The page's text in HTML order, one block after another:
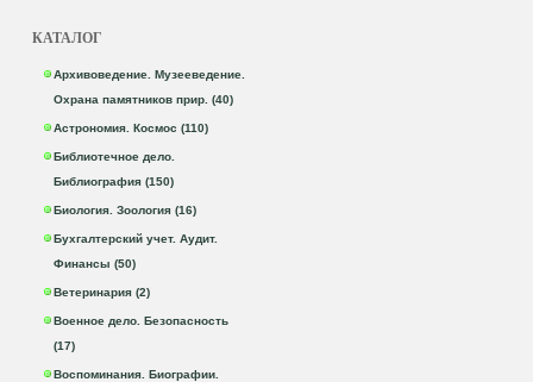
КАТАЛОГ
Архивоведение. Музееведение.
Охрана памятников прир. (40)
Астрономия. Космос (110)
Библиотечное дело.
Библиография (150)
Биология. Зоология (16)
Бухгалтерский учет. Аудит.
Финансы (50)
Ветеринария (2)
Военное дело. Безопасность
(17)
Воспоминания. Биографии.